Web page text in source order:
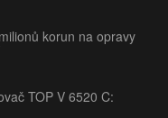
korun na opravy
TOP V 6520 C: